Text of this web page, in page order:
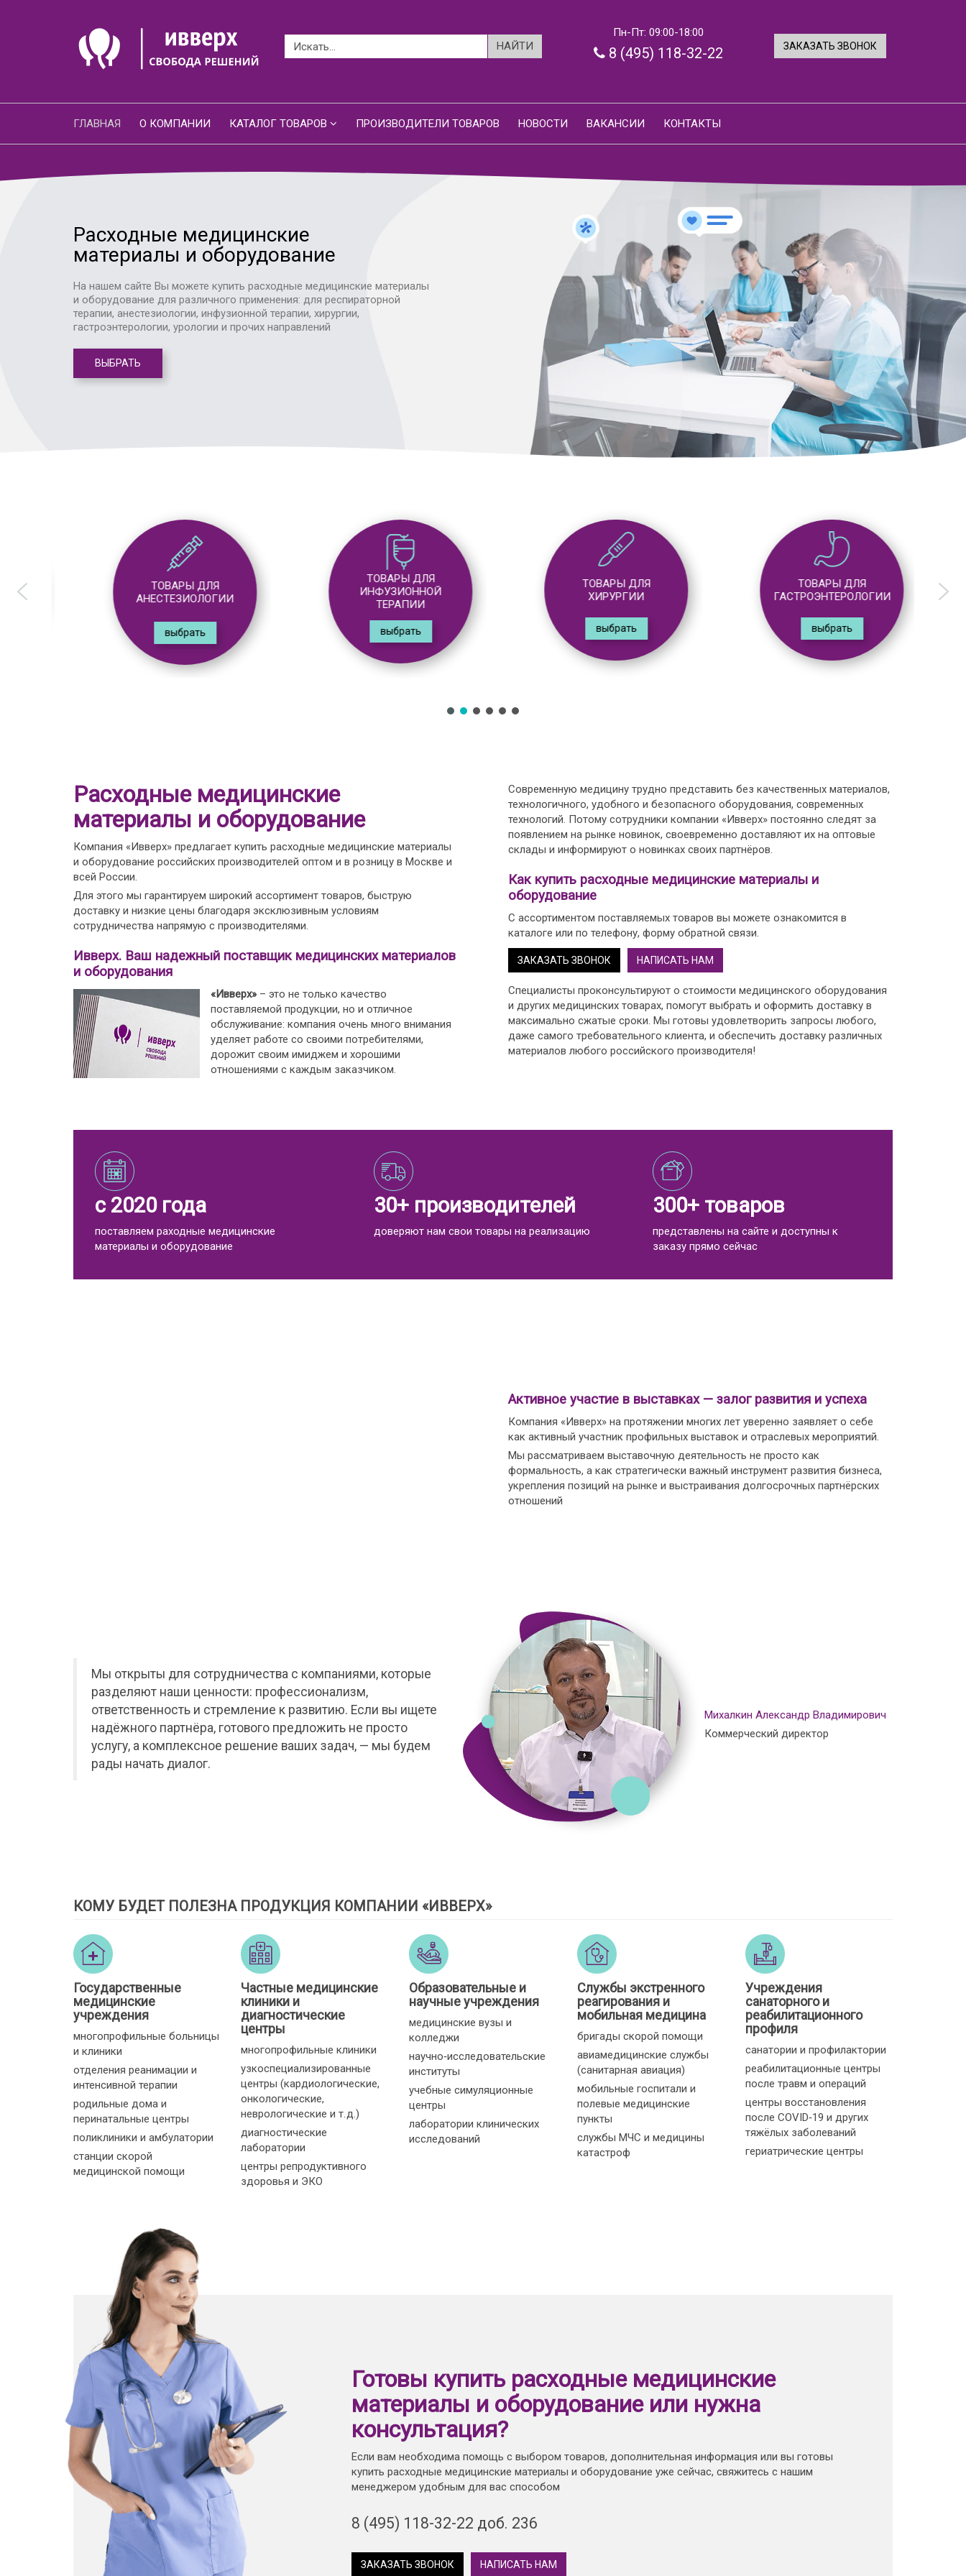
Пн-Пт: 09:00-18:00
8 (495) 118-32-22 ЗАКАЗАТЬ ЗВОНОК
ГЛАВНАЯ О КОМПАНИИ КАТАЛОГ ТОВАРОВ ПРОИЗВОДИТЕЛИ ТОВАРОВ НОВОСТИ ВАКАНСИИ КОНТАКТЫ
Расходные медицинские
материалы и оборудование
На нашем сайте Вы можете купить расходные медицинские материалы
и оборудование для различного применения: для респираторной
терапии, анестезиологии, инфузионной терапии, хирургии,
гастроэнтерологии, урологии и прочих направлений
ВЫБРАТЬ
ТОВАРЫ ДЛЯ
АНЕСТЕЗИОЛОГИИ
выбрать
ТОВАРЫ ДЛЯ
ИНФУЗИОННОЙ
ТЕРАПИИ
выбрать
ТОВАРЫ ДЛЯ
ХИРУРГИИ
выбрать
ТОВАРЫ ДЛЯ
ГАСТРОЭНТЕРОЛОГИИ
выбрать
Расходные медицинские
материалы и оборудование
Компания «Ивверх» предлагает купить расходные медицинские материалы
и оборудование российских производителей оптом и в розницу в Москве и
всей России.
Для этого мы гарантируем широкий ассортимент товаров, быструю
доставку и низкие цены благодаря эксклюзивным условиям
сотрудничества напрямую с производителями.
Ивверх. Ваш надежный поставщик медицинских материалов
и оборудования
«Ивверх»– это не только качество
поставляемой продукции, но и отличное
обслуживание: компания очень много внимания
уделяет работе со своими потребителями,
дорожит своим имиджем и хорошими
отношениями с каждым заказчиком.
Современную медицину трудно представить без качественных материалов,
технологичного, удобного и безопасного оборудования, современных
технологий. Потому сотрудники компании «Ивверх» постоянно следят за
появлением на рынке новинок, своевременно доставляют их на оптовые
склады и информируют о новинках своих партнёров.
Как купить расходные медицинские материалы и
оборудование
С ассортиментом поставляемых товаров вы можете ознакомится в
каталоге или по телефону, форму обратной связи.
ЗАКАЗАТЬ ЗВОНОК НАПИСАТЬ НАМ
Специалисты проконсультируют о стоимости медицинского оборудования
и других медицинских товарах, помогут выбрать и оформить доставку в
максимально сжатые сроки. Мы готовы удовлетворить запросы любого,
даже самого требовательного клиента, и обеспечить доставку различных
материалов любого российского производителя!
с 2020 года
поставляем раходные медицинские
материалы и оборудование
30+ производителей
доверяют нам свои товары на реализацию
300+ товаров
представлены на сайте и доступны к
заказу прямо сейчас
Активное участие в выставках — залог развития и успеха
Компания «Ивверх» на протяжении многих лет уверенно заявляет о себе
как активный участник профильных выставок и отраслевых мероприятий.
Мы рассматриваем выставочную деятельность не просто как
формальность, а как стратегически важный инструмент развития бизнеса,
укрепления позиций на рынке и выстраивания долгосрочных партнёрских
отношений
Мы открыты для сотрудничества с компаниями, которые
разделяют наши ценности: профессионализм,
ответственность и стремление к развитию. Если вы ищете
надёжного партнёра, готового предложить не просто
услугу, а комплексное решение ваших задач, — мы будем
рады начать диалог.
Михалкин Александр Владимирович
Коммерческий директор
КОМУ БУДЕТ ПОЛЕЗНА ПРОДУКЦИЯ КОМПАНИИ «ИВВЕРХ»
Государственные
медицинские
учреждения
многопрофильные больницы
и клиники
отделения реанимации и
интенсивной терапии
родильные дома и
перинатальные центры
поликлиники и амбулатории
станции скорой
медицинской помощи
Частные медицинские
клиники и
диагностические
центры
многопрофильные клиники
узкоспециализированные
центры (кардиологические,
онкологические,
неврологические и т. д.)
диагностические
лаборатории
центры репродуктивного
здоровья и ЭКО
Образовательные и
научные учреждения
медицинские вузы и
колледжи
научно‑исследовательские
институты
учебные симуляционные
центры
лаборатории клинических
исследований
Службы экстренного
реагирования и
мобильная медицина
бригады скорой помощи
авиамедицинские службы
(санитарная авиация)
мобильные госпитали и
полевые медицинские
пункты
службы МЧС и медицины
катастроф
Учреждения
санаторного и
реабилитационного
профиля
санатории и профилактории
реабилитационные центры
после травм и операций
центры восстановления
после COVID‑19 и других
тяжёлых заболеваний
гериатрические центры
Готовы купить расходные медицинские
материалы и оборудование или нужна
консультация?
Если вам необходима помощь с выбором товаров, дополнительная информация или вы готовы
купить расходные медицинские материалы и оборудование уже сейчас, свяжитесь с нашим
менеджером удобным для вас способом
8 (495) 118-32-22 доб. 236
ЗАКАЗАТЬ ЗВОНОК НАПИСАТЬ НАМ